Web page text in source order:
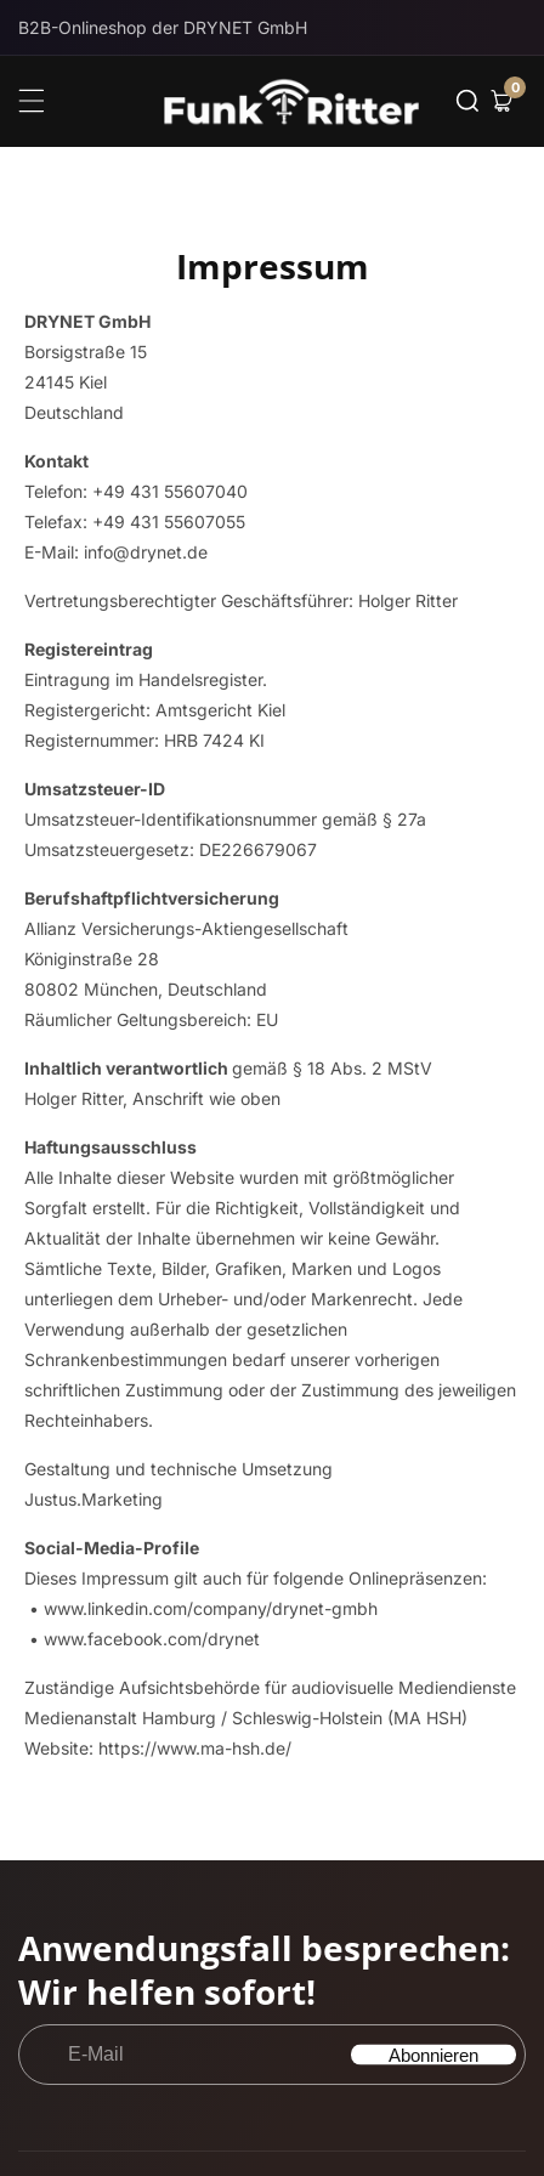
Direkt
Zum
Inhalt
B2B-Onlineshop der DRYNET GmbH
00
Impressum
DRYNET GmbH
Borsigstraße 15
24145 Kiel
Deutschland
Kontakt
Telefon: +49 431 55607040
Telefax: +49 431 55607055
E-Mail: info@drynet.de
Vertretungsberechtigter Geschäftsführer: Holger Ritter
Registereintrag
Eintragung im Handelsregister.
Registergericht: Amtsgericht Kiel
Registernummer: HRB 7424 KI
Umsatzsteuer-ID
Umsatzsteuer-Identifikationsnummer gemäß § 27a
Umsatzsteuergesetz: DE226679067
Berufshaftpflichtversicherung
Allianz Versicherungs-Aktiengesellschaft
Königinstraße 28
80802 München, Deutschland
Räumlicher Geltungsbereich: EU
Inhaltlich verantwortlich gemäß § 18 Abs. 2 MStV
Holger Ritter, Anschrift wie oben
Haftungsausschluss
Alle Inhalte dieser Website wurden mit größtmöglicher
Sorgfalt erstellt. Für die Richtigkeit, Vollständigkeit und
Aktualität der Inhalte übernehmen wir keine Gewähr.
Sämtliche Texte, Bilder, Grafiken, Marken und Logos
unterliegen dem Urheber- und/oder Markenrecht. Jede
Verwendung außerhalb der gesetzlichen
Schrankenbestimmungen bedarf unserer vorherigen
schriftlichen Zustimmung oder der Zustimmung des jeweiligen
Rechteinhabers.
Gestaltung und technische Umsetzung
Justus.Marketing
Social-Media-Profile
Dieses Impressum gilt auch für folgende Onlinepräsenzen:
• www.linkedin.com/company/drynet-gmbh
• www.facebook.com/drynet
Zuständige Aufsichtsbehörde für audiovisuelle Mediendienste
Medienanstalt Hamburg / Schleswig-Holstein (MA HSH)
Website: https://www.ma-hsh.de/
Anwendungsfall besprechen:
Wir helfen sofort!
Mail
Abonnieren